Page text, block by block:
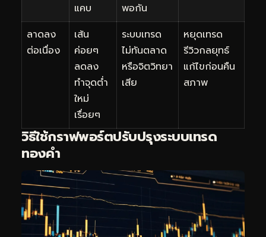
แคบ
พอกัน
ลาดลง
ต่อเนื่อง
เส้น
ค่อยๆ
ลดลง
ทำจุดต่ำ
ใหม่
เรื่อยๆ
ระบบเทรด
ไม่ทันตลาด
หรือจิตวิทยา
เสีย
หยุดเทรด
รีวิวกลยุทธ์
แก้ไขก่อนคืน
สภาพ
วิธีใช้กราฟพอร์ตปรับปรุงระบบเทรด
ทองคำ